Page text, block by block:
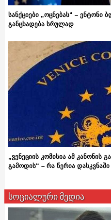
სანქციები „ოცნებას“ – ენტონი
განცხადება სრულად
„ვენეციის კომისია ამ კანონის
გამოდის“ – რა წერია დასკვნაში
სოციალური მედია